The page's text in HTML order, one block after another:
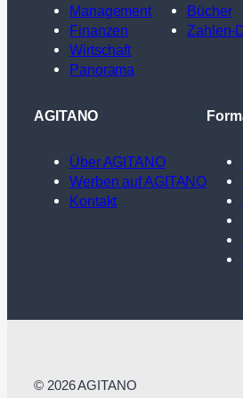
Management
Finanzen
Wirtschaft
Panorama
Bücher
Zahlen-
AGITANO
Über AGITANO
Werben auf AGITANO
Kontakt
© 2026 AGITANO